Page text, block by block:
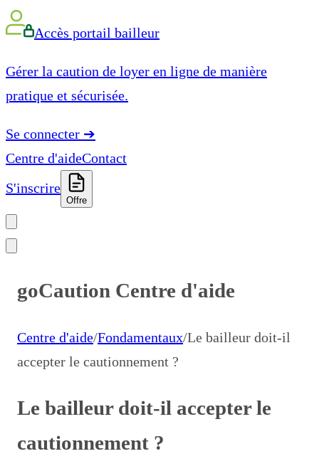
Accès portail bailleur
Gérer la caution de loyer en ligne de manière
pratique et sécurisée.
Se connecter ➔
Centre d'aideContact
S'inscrire
Offre
goCaution Centre d'aide
Centre d'aide/Fondamentaux/Le bailleur doit-il
accepter le cautionnement ?
Le bailleur doit-il accepter le
cautionnement ?